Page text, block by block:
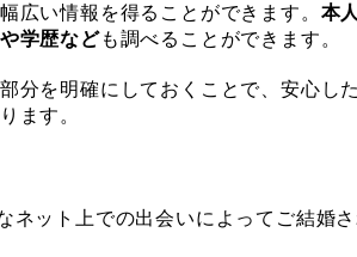
広い情報を得ることができます。 本
学歴なども調べることができます。
分を明確にしておくことで、安心し
ます。
ネット上での出会いによってご結婚